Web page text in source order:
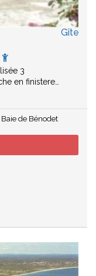
Gîte
3
en finistere…
Baie de Bénodet